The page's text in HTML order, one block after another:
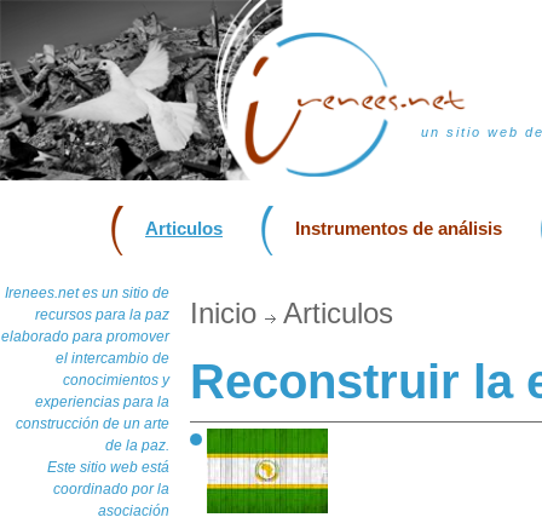
un sitio web
Articulos Instrumentos de análisis
Irenees.net es un sitio de
recursos para la paz
elaborado para promover
el intercambio de
conocimientos y
experiencias para la
construcción de un arte
de la paz.
Este sitio web está
coordinado por la
asociación
Inicio Articulos
Reconstruir la